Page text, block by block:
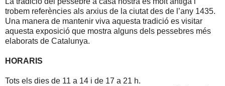
trobem referències als arxius de la ciutat des de l’any 1435.
Una manera de mantenir viva aquesta tradició es visitar
aquesta exposició que mostra alguns dels pessebres més
elaborats de Catalunya.
HORARIS
Tots els dies de 11 a 14 i de 17 a 21 h.